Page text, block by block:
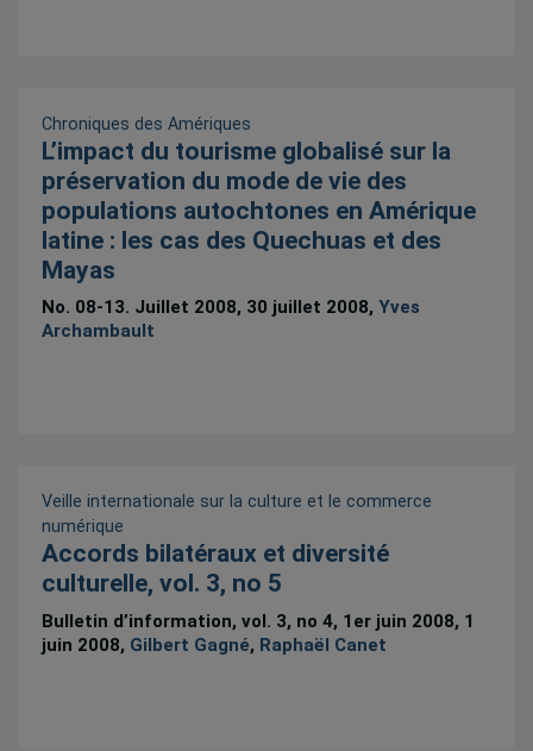
Chroniques des Amériques
L’impact du tourisme globalisé sur la
préservation du mode de vie des
populations autochtones en Amérique
latine : les cas des Quechuas et des
Mayas
No. 08-13. Juillet 2008, 30 juillet 2008,Yves
Archambault
Veille internationale sur la culture et le commerce
numérique
Accords bilatéraux et diversité
culturelle, vol. 3, no 5
Bulletin d’information, vol. 3, no 4, 1er juin 2008, 1
juin 2008, Gilbert Gagné, Raphaël Canet